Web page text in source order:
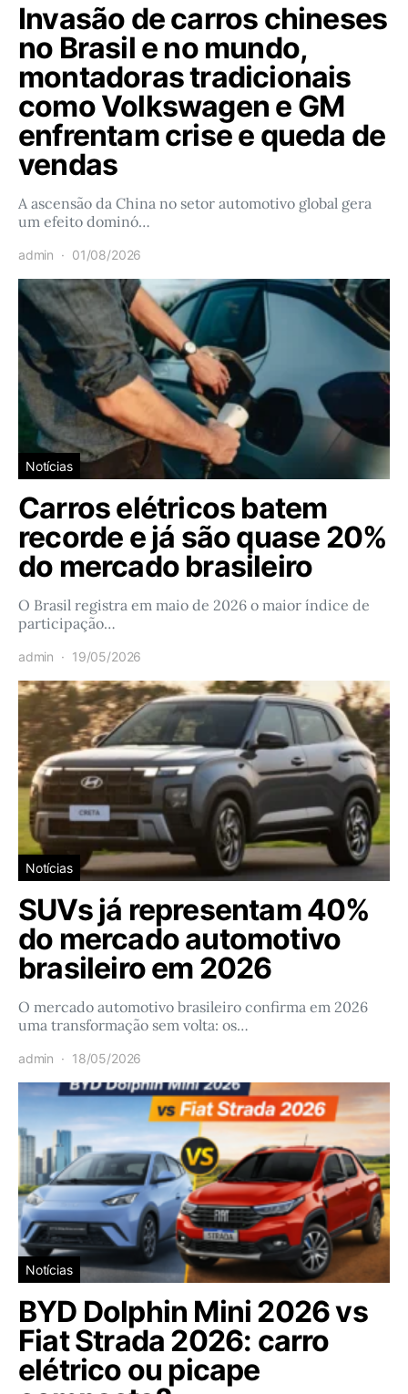
Invasão de carros chineses
no Brasil e no mundo,
montadoras tradicionais
como Volkswagen e GM
enfrentam crise e queda de
vendas
A ascensão da China no setor automotivo global gera
um efeito dominó…
admin 01/08/2026
Notícias
Carros elétricos batem
recorde e já são quase 20%
do mercado brasileiro
O Brasil registra em maio de 2026 o maior índice de
participação…
admin 19/05/2026
Notícias
SUVs já representam 40%
do mercado automotivo
brasileiro em 2026
O mercado automotivo brasileiro confirma em 2026
uma transformação sem volta: os…
admin 18/05/2026
Notícias
BYD Dolphin Mini 2026 vs
Fiat Strada 2026: carro
elétrico ou picape